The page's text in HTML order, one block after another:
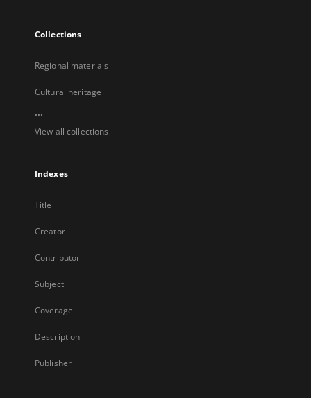
Collections
Regional materials
Cultural heritage
...
View all collections
Indexes
Title
Creator
Contributor
Subject
Coverage
Description
Publisher